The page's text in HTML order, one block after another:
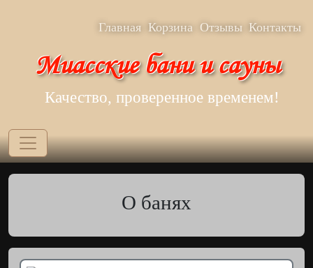
Верхнее меню
Главная Корзина Отзывы Контакты
Миасские бани и сауны
Качество, проверенное временем!
О банях